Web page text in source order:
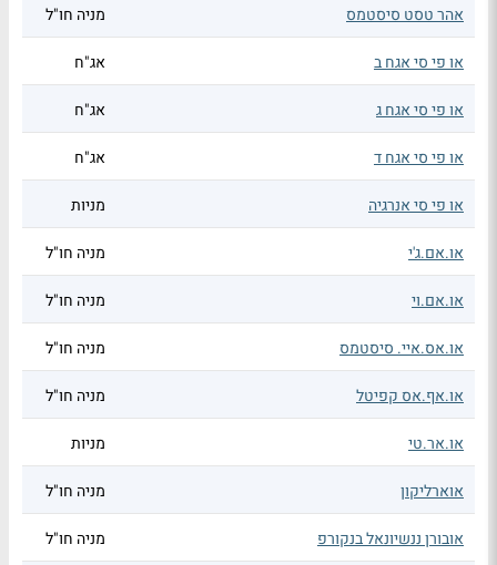
אהר טסט סיסטמס מניה חו"ל
או פי סי אגח ב אג"ח
או פי סי אגח ג אג"ח
או פי סי אגח ד אג"ח
או פי סי אנרגיה מניות
או.אם.ג'י מניה חו"ל
או.אם.וי מניה חו"ל
או.אס.איי. סיסטמס מניה חו"ל
או.אף.אס קפיטל מניה חו"ל
או.אר.טי מניות
אוארליקון מניה חו"ל
אובורן ננשיונאל בנקורפ מניה חו"ל